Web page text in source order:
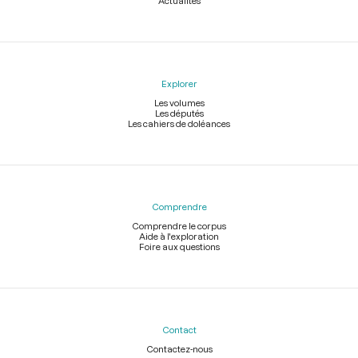
Explorer
Les volumes
Les députés
Les cahiers de doléances
Comprendre
Comprendre le corpus
Aide à l'exploration
Foire aux questions
Contact
Contactez-nous